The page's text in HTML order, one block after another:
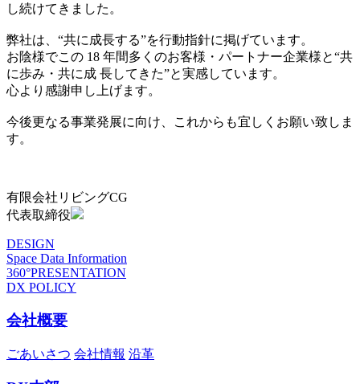
し続けてきました。
弊社は、“共に成長する”を行動指針に掲げています。
お陰様でこの 18 年間多くのお客様・パートナー企業様と“共
に歩み・共に成 長してきた”と実感しています。
心より感謝申し上げます。
今後更なる事業発展に向け、これからも宜しくお願い致しま
す。
有限会社リビングCG
代表取締役
DESIGN
Space Data Information
360°PRESENTATION
DX POLICY
会社概要
ごあいさつ 会社情報 沿革